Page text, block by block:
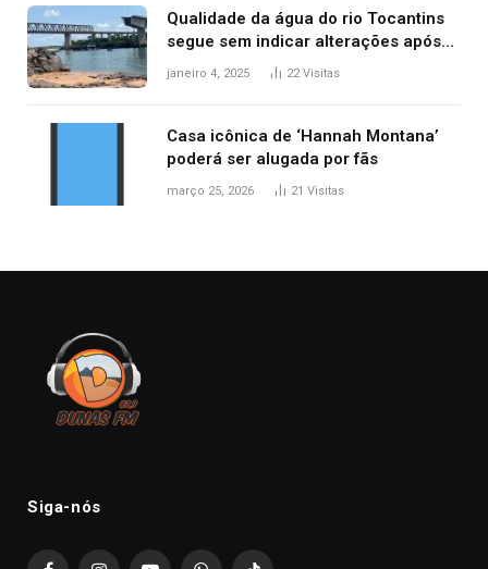
Qualidade da água do rio Tocantins
segue sem indicar alterações após
desabamento da ponte entre MA e
janeiro 4, 2025 22Visitas
Casa icônica de ‘Hannah Montana’
poderá ser alugada por fãs
março 25, 2026 21 Visitas
Siga-nós